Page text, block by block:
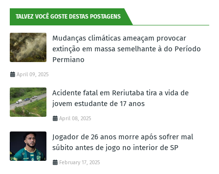
TALVEZ VOCÊ GOSTE DESTAS POSTAGENS
Mudanças climáticas ameaçam provocar
extinção em massa semelhante à do Período
Permiano
April 09, 2025
Acidente fatal em Reriutaba tira a vida de
jovem estudante de 17 anos
April 08, 2025
Jogador de 26 anos morre após sofrer mal
súbito antes de jogo no interior de SP
February 17, 2025